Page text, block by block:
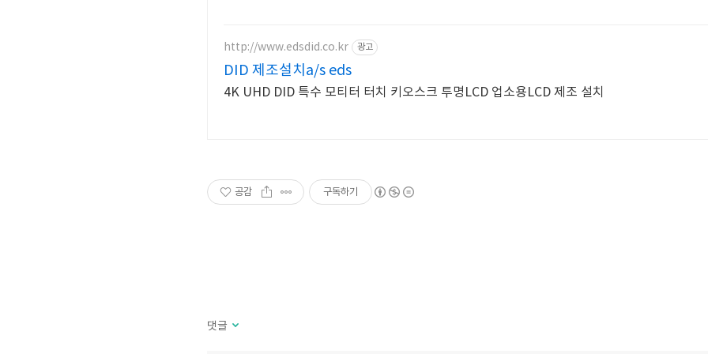
http://www.edsdid.co.kr 광고
DID 제조설치a/s eds
4K UHD DID 특수 모티터 터치 키오스크 투명LCD 업소용LCD 제조 설치
공감 구독하기
댓글